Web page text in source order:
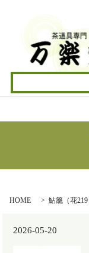
HOME 鮎籠（花219
2026-05-20